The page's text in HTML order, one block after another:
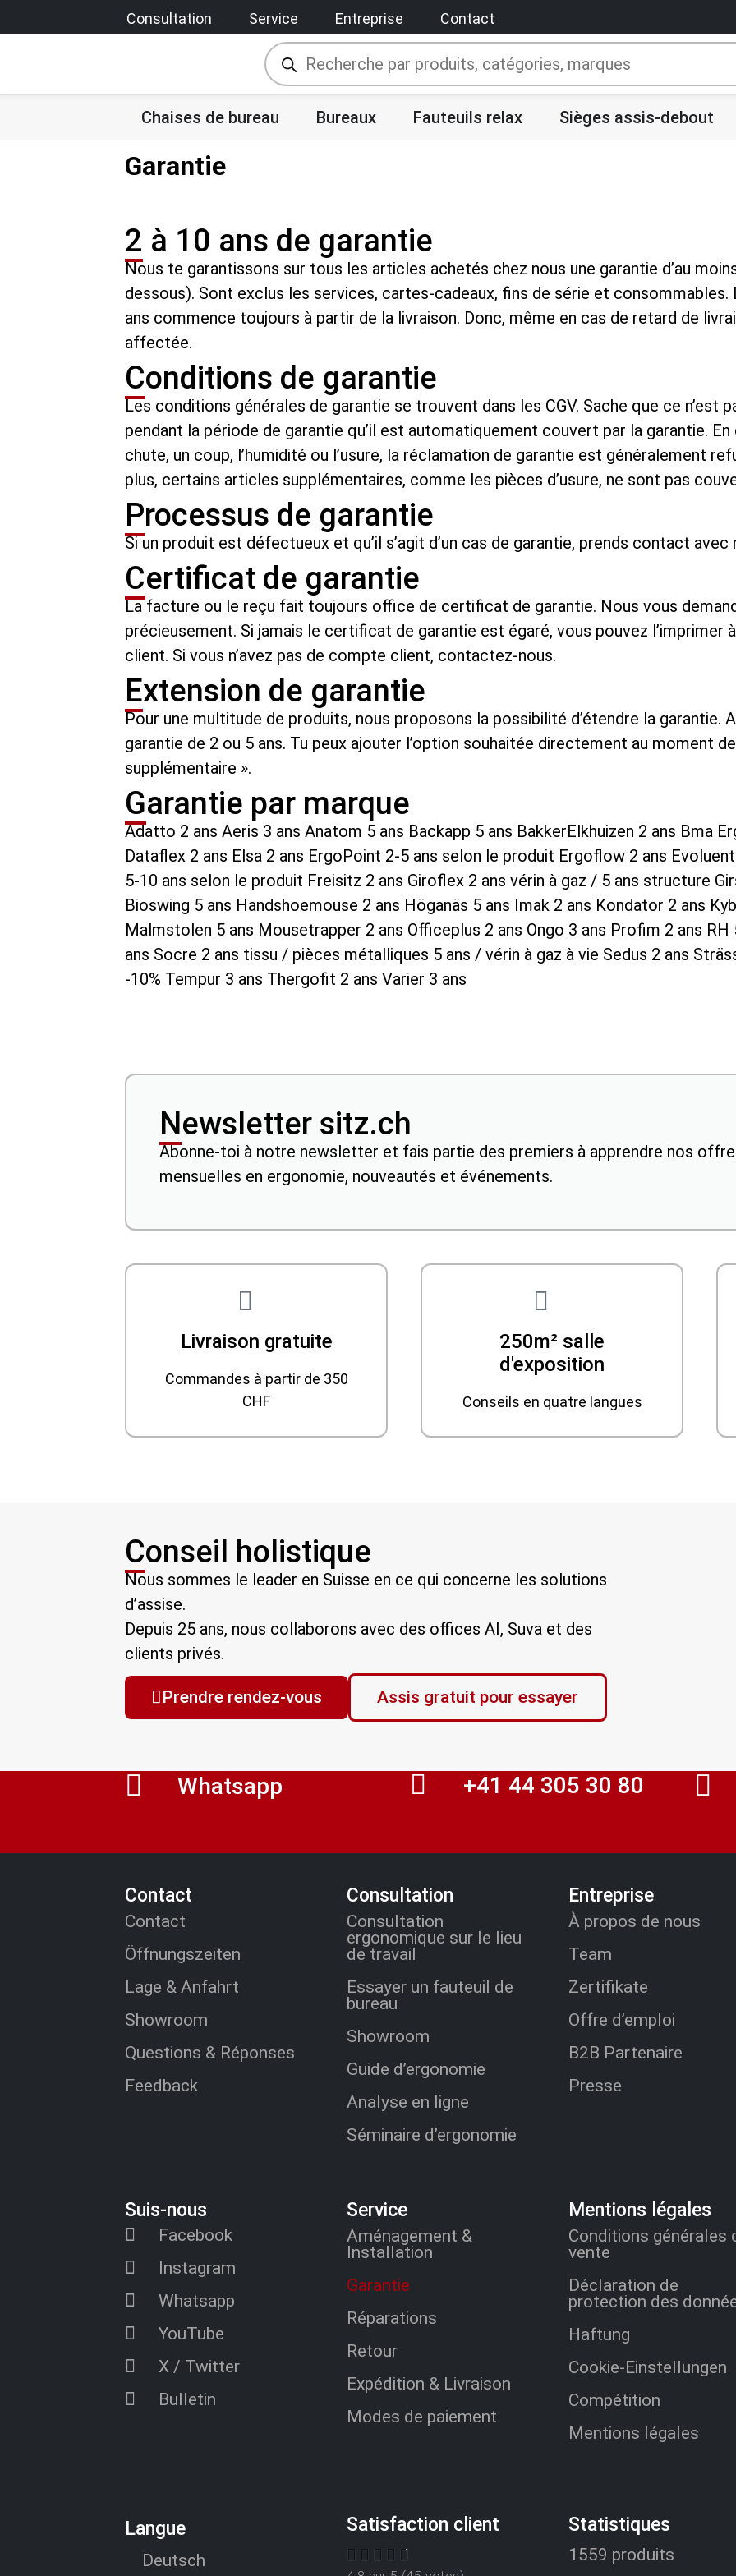
Consultation Service Entreprise Contact
Chaises de bureau Bureaux Fauteuils relax Sièges assis-debout
Garantie
2 à 10 ans de garantie
Nous te garantissons sur tous les articles achetés chez nous une garantie d’au
dessous). Sont exclus les services, cartes-cadeaux, fins de série et consommables.
ans commence toujours à partir de la livraison. Donc, même en cas de retard de
affectée.
Conditions de garantie
Les conditions générales de garantie se trouvent dans les CGV. Sache que ce n’est
pendant la période de garantie qu’il est automatiquement couvert par la garantie.
chute, un coup, l’humidité ou l’usure, la réclamation de garantie est généralement
plus, certains articles supplémentaires, comme les pièces d’usure, ne sont pas
Processus de garantie
Si un produit est défectueux et qu’il s’agit d’un cas de garantie, prends contact avec
Certificat de garantie
La facture ou le reçu fait toujours office de certificat de garantie. Nous vous
précieusement. Si jamais le certificat de garantie est égaré, vous pouvez l’imprimer
client. Si vous n’avez pas de compte client, contactez-nous.
Extension de garantie
Pour une multitude de produits, nous proposons la possibilité d’étendre la garantie.
garantie de 2 ou 5 ans. Tu peux ajouter l’option souhaitée directement au moment de
supplémentaire ».
Garantie par marque
Adatto 2 ans Aeris 3 ans Anatom 5 ans Backapp 5 ans BakkerElkhuizen 2 ans Bma
Dataflex 2 ans Elsa 2 ans ErgoPoint 2-5 ans selon le produit Ergoflow 2 ans
5-10 ans selon le produit Freisitz 2 ans Giroflex 2 ans vérin à gaz / 5 ans structure
Bioswing 5 ans Handshoemouse 2 ans Höganäs 5 ans Imak 2 ans Kondator 2 ans
Malmstolen 5 ans Mousetrapper 2 ans Officeplus 2 ans Ongo 3 ans Profim 2 ans
ans Socre 2 ans tissu / pièces métalliques 5 ans / vérin à gaz à vie Sedus 2 ans
-10% Tempur 3 ans Thergofit 2 ans Varier 3 ans
Newsletter sitz.ch
Abonne-toi à notre newsletter et fais partie des premiers à apprendre nos
mensuelles en ergonomie, nouveautés et événements.
Livraison gratuite
Commandes à partir de 350
CHF
250m² salle
d'exposition
Conseils en quatre langues
Conseil holistique
Nous sommes le leader en Suisse en ce qui concerne les solutions
d’assise.
Depuis 25 ans, nous collaborons avec des offices AI, Suva et des
clients privés.
Prendre rendez-vous Assis gratuit pour essayer
Whatsapp +41 44 305 30 80
Contact
Contact
Öffnungszeiten
Lage & Anfahrt
Showroom
Questions & Réponses
Feedback
Consultation
Consultation
ergonomique sur le lieu
de travail
Essayer un fauteuil de
bureau
Showroom
Guide d’ergonomie
Analyse en ligne
Séminaire d’ergonomie
Entreprise
À propos de nous
Team
Zertifikate
Offre d’emploi
B2B Partenaire
Presse
Suis-nous
Facebook
Instagram
Whatsapp
YouTube
X / Twitter
Bulletin
Service
Aménagement &
Installation
Garantie
Réparations
Retour
Expédition & Livraison
Modes de paiement
Mentions légales
Conditions générales
vente
Déclaration de
protection des
Haftung
Cookie-Einstellungen
Compétition
Mentions légales
Langue
Deutsch
Satisfaction client Statistiques
1559 produits